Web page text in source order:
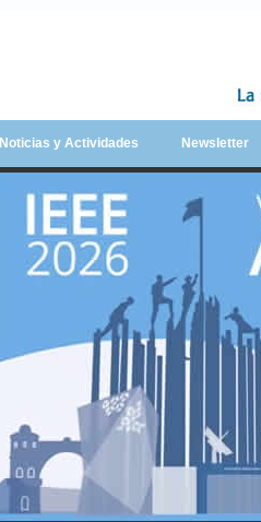
Noticias y Actividades Newsletter